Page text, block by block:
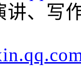
讲、写